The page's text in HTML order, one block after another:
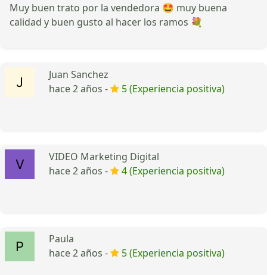
Muy buen trato por la vendedora 🤩 muy buena
calidad y buen gusto al hacer los ramos 💐
Juan Sanchez
hace 2 años -
5 (Experiencia positiva)
VIDEO Marketing Digital
hace 2 años -
4 (Experiencia positiva)
Paula
hace 2 años -
5 (Experiencia positiva)